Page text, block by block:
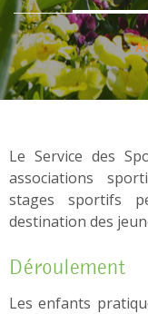
Le Service des
associations
stages sportifs
destination des
Déroulement
Les enfants